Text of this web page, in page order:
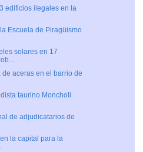
edificios ilegales en la
Escuela de Piragüismo
solares en 17
de aceras en el barrio de
taurino Moncholi
de adjudicatarios de
la capital para la